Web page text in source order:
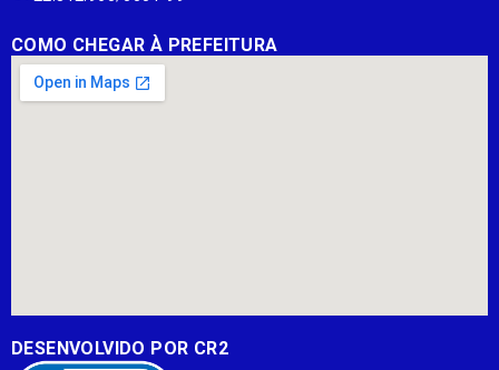
COMO CHEGAR À PREFEITURA
DESENVOLVIDO POR CR2